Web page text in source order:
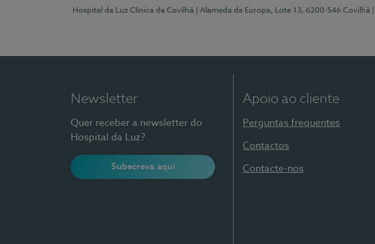
Hospital da Luz Clínica da Covilhã | Alameda da Europa, Lote 13, 6200-546 Covilhã
Newsletter
Quer receber a newsletter do
Hospital da Luz?
Subscreva aqui
Apoio ao cliente
Perguntas frequentes
Contactos
Contacte-nos